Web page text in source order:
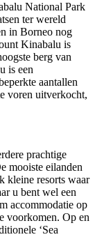
National Park
ter wereld
in Borneo nog
Kinabalu is
berg van
is een
aantallen
voren uitverkocht,
prachtige
mooiste eilanden
kleine resorts waar
u bent wel een
accommodatie op
voorkomen. Op en
‘Sea